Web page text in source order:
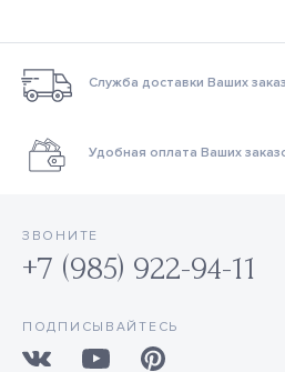
Служба доставки Ваших
Удобная оплата Ваших
ЗВОНИТЕ
+7 (985) 922-94-11
ПОДПИСЫВАЙТЕСЬ